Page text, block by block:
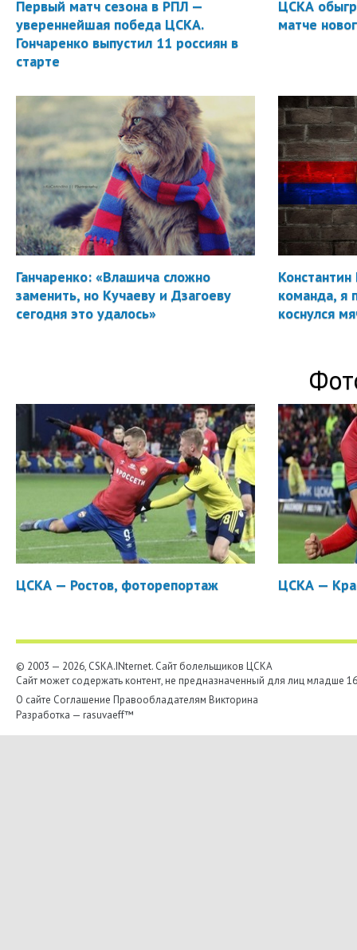
Первый матч сезона в РПЛ —
увереннейшая победа ЦСКА.
Гончаренко выпустил 11 россиян в
старте
ЦСКА
матче
Ганчаренко: «Влашича сложно
заменить, но Кучаеву и Дзагоеву
сегодня это удалось»
Константин
команда, я
коснулся
ЦСКА — Ростов, фоторепортаж ЦСКА —
© 2003 — 2026, CSKA.INternet. Cайт болельщиков ЦСКА
Сайт может содержать контент, не предназначенный для лиц младше
О сайте Соглашение Правообладателям Викторина
Разработка — rasuvaeff™